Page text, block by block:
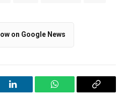
on Google News
LinkedIn WhatsApp Copy